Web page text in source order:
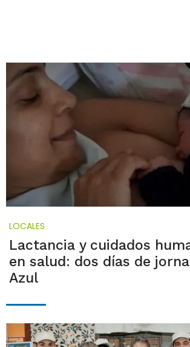
LOCALES
Lactancia y cuidados
en salud: dos días de
Azul